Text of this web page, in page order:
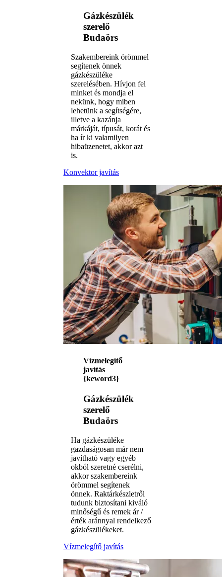
Gázkészülék
szerelő
Budaörs
Szakembereink örömmel
segítenek önnek
gázkészüléke
szerelésében. Hívjon fel
minket és mondja el
nekünk, hogy miben
lehetünk a segítségére,
illetve a kazánja
márkáját, típusát, korát és
ha ír ki valamilyen
hibaüzenetet, akkor azt
is.
Konvektor javítás
Vízmelegítő
javítás
{keword3}
Gázkészülék
szerelő
Budaörs
Ha gázkészüléke
gazdaságosan már nem
javítható vagy egyéb
okból szeretné cserélni,
akkor szakembereink
örömmel segítenek
önnek. Raktárkészletről
tudunk biztosítani kiváló
minőségű és remek ár /
érték aránnyal rendelkező
gázkészülékeket.
Vízmelegítő javítás